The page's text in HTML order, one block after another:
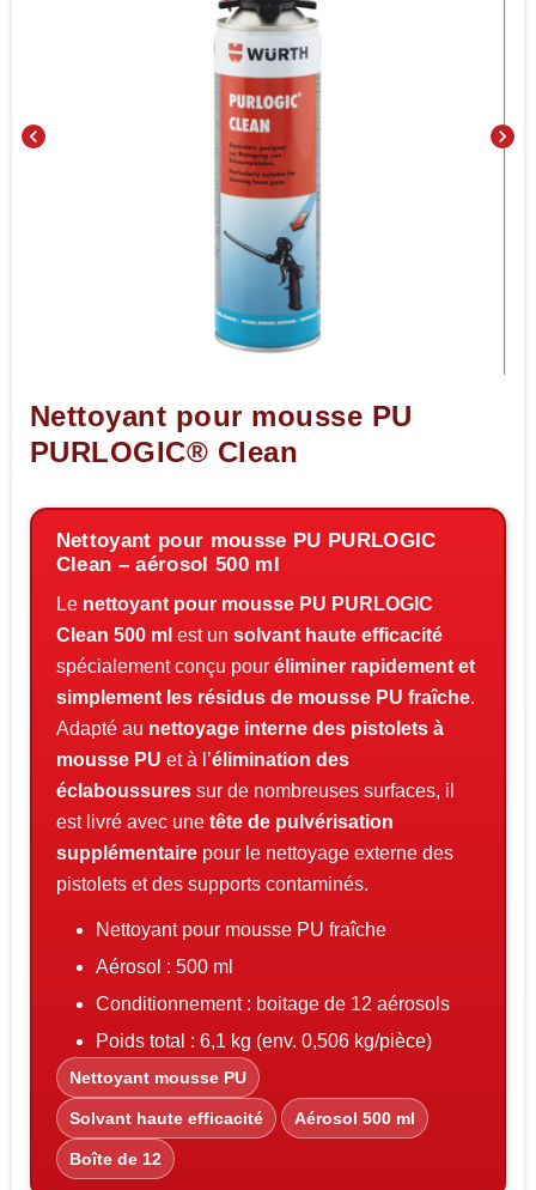
chevron_left chevron_right
Nettoyant pour mousse PU
PURLOGIC® Clean
Nettoyant pour mousse PU PURLOGIC
Clean – aérosol 500 ml
Le nettoyant pour mousse PU PURLOGIC
Clean 500 ml est un solvant haute efficacité
spécialement conçu pour éliminer rapidement et
simplement les résidus de mousse PU fraîche.
Adapté au nettoyage interne des pistolets à
mousse PU et à l’élimination des
éclaboussuressur de nombreuses surfaces, il
est livré avec une tête de pulvérisation
supplémentairepour le nettoyage externe des
pistolets et des supports contaminés.
Nettoyant pour mousse PU fraîche
Aérosol : 500 ml
Conditionnement : boitage de 12 aérosols
Poids total : 6,1 kg (env. 0,506 kg/pièce)
Nettoyant mousse PU
Solvant haute efficacité Aérosol 500 ml
Boîte de 12